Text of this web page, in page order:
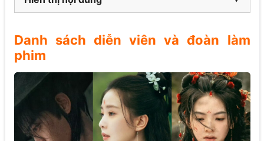
Danh sách diễn viên và đoàn làm
phim